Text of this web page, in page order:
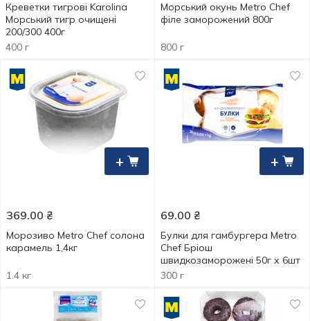
Креветки тигрові Karolina
Морський тигр очищені
200/300 400г
400 г
Морський окунь Metro Chef
філе заморожений 800г
800 г
+
369.00 ₴
Морозиво Metro Chef солона
карамель 1,4кг
1.4 кг
+
69.00 ₴
Булки для гамбургера Metro
Chef Бріош
швидкозаморожені 50г х 6шт
300 г